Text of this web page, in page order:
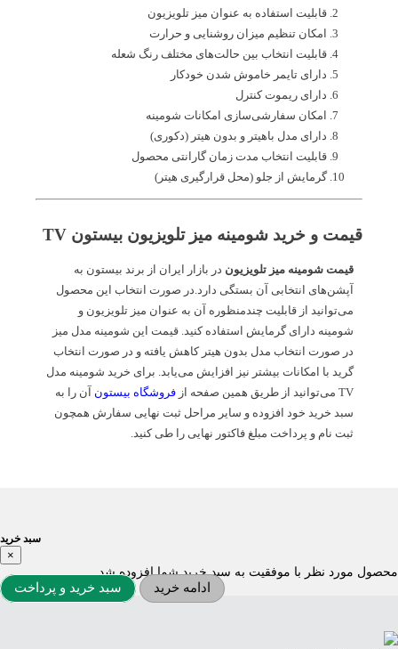
قابلیت استفاده به عنوان میز تلویزیون
امکان تنظیم میزان روشنایی و حرارت
قابلیت انتخاب بین حالت‌های مختلف رنگ شعله
دارای تایمر خاموش شدن خودکار
دارای ریموت کنترل
امکان سفارشی‌سازی امکانات شومینه
دارای مدل باهیتر و بدون هیتر (دکوری)
قابلیت انتخاب مدت زمان گارانتی محصول
گرمایش از جلو (محل قرارگیری هیتر)
قیمت و خرید شومینه میز تلویزیون بیستون TV
قیمت شومینه میز تلویزیون در بازار ایران از برند بیستون به
آپشن‌های انتخابی آن بستگی دارد.در صورت انتخاب این محصول
می‌توانید از قابلیت چندمنظوره آن به عنوان میز تلویزیون و
شومینه دارای گرمایش استفاده کنید. قیمت این شومینه مدل میز
در صورت انتخاب مدل بدون هیتر کاهش یافته و در صورت انتخاب
گرید با امکانات بیشتر نیز افزایش می‌یابد. برای خرید شومینه مدل
TV می‌توانید از طریق همین صفحه از
فروشگاه بیستون آن را به
سبد خرید خود افزوده و سایر مراحل ثبت نهایی سفارش همچون
ثبت نام و پرداخت مبلغ فاکتور نهایی را طی کنید.
سبد خرید
×
محصول مورد نظر با موفقیت به سبد خرید شما افزوده شد
ادامه خرید سبد خرید و پرداخت